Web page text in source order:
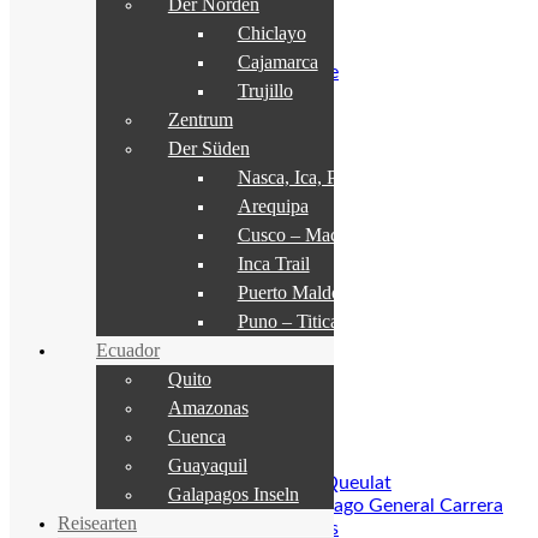
Zentralchile Santiago
Santiago de Chile
Viña del Mar
Valparaiso
Zapallar
Weinregion
Colchagua Tal
Maipo Tal
Casablanca Tal
Seen & Vulkanregion
NP Conguillio
Pucón, Villarrica
Puerto Varas
Lago Llanquihue
Chiloé Insel
Carretera Austral
NP Pumalin
Puyuhuapi, NP Queulat
Puerto Guadal, Lago General Carrera
Patagonien & Antarktis
Der Norden
Chiclayo
Cajamarca
Trujillo
Zentrum
Der Süden
Nasca, Ica, Paracas
Arequipa
Cusco – Machu Picchu
Inca Trail
Puerto Maldonado
Puno – Titicacasee
Ecuador
Quito
Amazonas
Cuenca
Guayaquil
Galapagos Inseln
Reisearten